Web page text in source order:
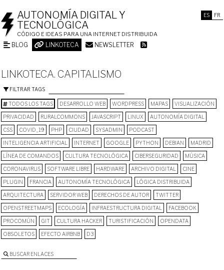
ES FR
AUTONOMÍA DIGITAL Y
TECNOLÓGICA
CÓDIGO E IDEAS PARA UNA INTERNET DISTRIBUIDA
BLOG LINKOTECA NEWSLETTER
LINKOTECA. CAPITALISMO
FILTRAR TAGS
TODOS LOS TAGS DESARROLLO WEB WORDPRESS MAPAS VISUALIZACIÓN
PRIVACIDAD RURALCOMMONS JAVASCRIPT LINUX AUTONOMÍA DIGITAL
CSS COVID_19 PHP CIUDAD SYSADMIN PODCAST
INTELIGENCIA ARTIFICIAL INTERNET GOOGLE PYTHON DEBIAN MADRID
LÍNEA DE COMANDOS CULTURA TECNOLÓGICA CIBERSEGURIDAD MÚSICA
CORONAVIRUS SOFTWARE LIBRE HARDWARE ARCHIVO DIGITAL CINE
PLUGIN FRANCIA AUTONOMÍA TECNOLÓGICA LÓGICA DISTRIBUIDA
ARQUITECTURA SERVIDOR WEB DERECHOS DE AUTOR TWITTER
OPENSTREETMAPS ECOLOGÍA INFRAESTRUCTURA DIGITAL FACEBOOK
PROCOMÚN GIT CULTURA HACKER TURISTIFICACIÓN OPENDATA
OBSOLETOS EFECTO AIRBNB D3
BUSCAR ENLACES